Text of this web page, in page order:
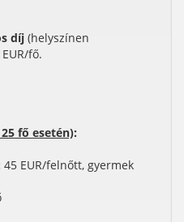
díj (helyszínen
fő.
fő esetén):
45 EUR/felnőtt, gyermek